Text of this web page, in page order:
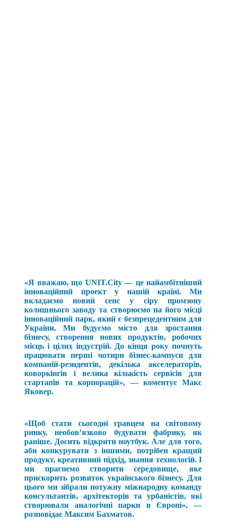
«Я вважаю, що UNIT.City — це найамбітніший
інноваційний проект у нашій країні. Ми
вкладаємо новий сенс у сіру промзону
колишнього заводу та створюємо на його місці
інноваційний парк, який є безпрецедентним для
України. Ми будуємо місто для зростання
бізнесу, створення нових продуктів, робочих
місць і цілих індустрій. До кінця року почнуть
працювати перші чотири бізнес-кампуси для
компаній-резидентів, декілька акселераторів,
коворкінгів і велика кількість сервісів для
стартапів та корпорацій», — коментує Макс
Яковер.
«Щоб стати сьогодні гравцем на світовому
ринку, необов’язково будувати фабрику, як
раніше. Досить відкрити ноутбук. Але для того,
аби конкурувати з іншими, потрібен кращий
продукт, креативний підхід, знання технологій. І
ми прагнемо створити середовище, яке
прискорить розвиток українського бізнесу. Для
цього ми зібрали потужну міжнародну команду
консультантів, архітекторів та урбаністів, які
створювали аналогічні парки в Європі», —
розповідає Максим Бахматов.